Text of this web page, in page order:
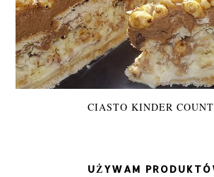
CIASTO KINDER
UŻYWAM